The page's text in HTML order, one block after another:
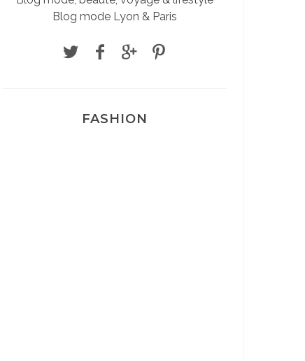
Blog mode Lyon & Paris
FASHION